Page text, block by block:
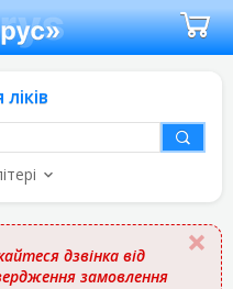
дзвінка від
замовлення